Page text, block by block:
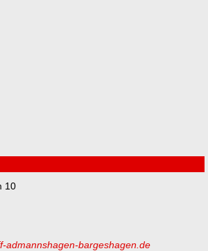
10
admannshagen-bargeshagen.de